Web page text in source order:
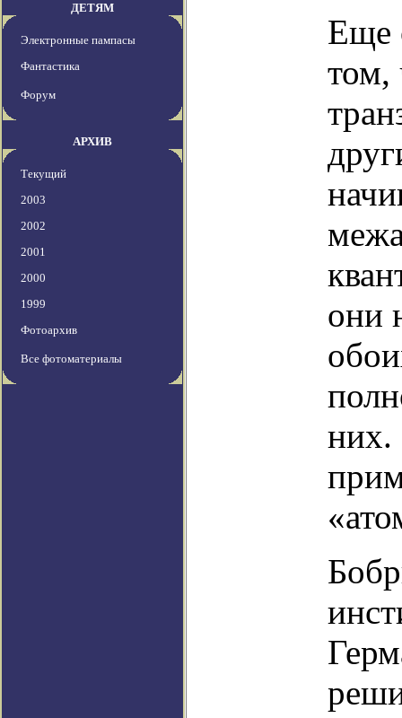
ДЕТЯМ
Электронные пампасы
Фантастика
Форум
АРХИВ
Текущий
2003
2002
2001
2000
1999
Фотоархив
Все фотоматериалы
Еще
том,
они
них.